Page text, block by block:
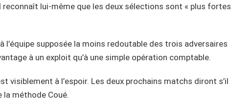
reconnaît lui-même que les deux sélections sont « plus fortes
l’équipe supposée la moins redoutable des trois adversaires
à un exploit qu’à une simple opération comptable.
visiblement à l’espoir. Les deux prochains matchs diront s’il
méthode Coué.